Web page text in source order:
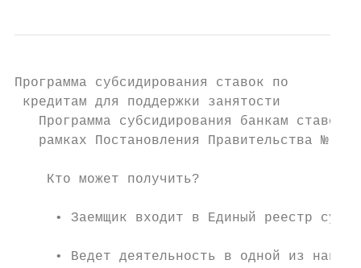
Программа субсидирования ставок по
кредитам для поддержки занятости
Программа субсидирования банкам ставок
рамках Постановления Правительства №
    Кто может получить?
• Заемщик входит в Единый реестр
• Ведет деятельность в одной из